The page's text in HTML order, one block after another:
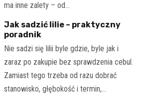
ma inne zalety – od…
Jak sadzić lilie – praktyczny
poradnik
Nie sadzi się lilii byle gdzie, byle jak i
zaraz po zakupie bez sprawdzenia cebul.
Zamiast tego trzeba od razu dobrać
stanowisko, głębokość i termin,…